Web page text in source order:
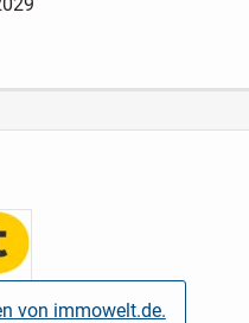
von immowelt.de.